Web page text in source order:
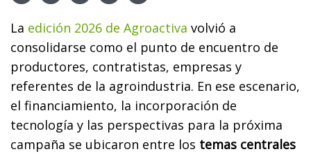
La edición 2026 de Agroactiva volvió a
consolidarse como el punto de encuentro de
productores, contratistas, empresas y
referentes de la agroindustria. En ese escenario,
el financiamiento, la incorporación de
tecnología y las perspectivas para la próxima
campaña se ubicaron entre los temas centrales